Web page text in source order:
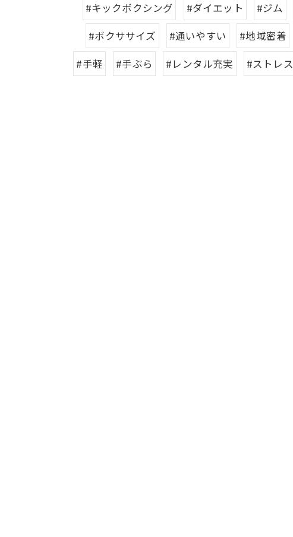
#キックボクシング #ダイエット #ジム
#ボクササイズ
#通いやすい #地域密着
#手軽
#手ぶら #レンタル充実 #ストレス